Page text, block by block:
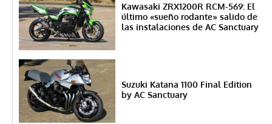
Kawasaki ZRX1200R RCM-569: El
último «sueño rodante» salido de
las instalaciones de AC Sanctuary
Suzuki Katana 1100 Final Edition
by AC Sanctuary